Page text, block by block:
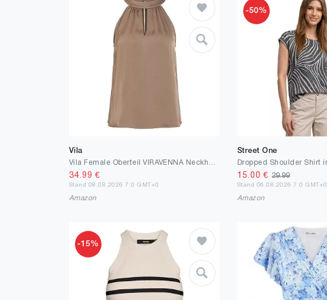
Vila
34.99 €
Stand 08.08.2026 7:0 GMT+0
Amazon
-50%
Street One
15.00 €29.99
Stand 06.08.2026 7:0 GMT+0
Amazon
-15%